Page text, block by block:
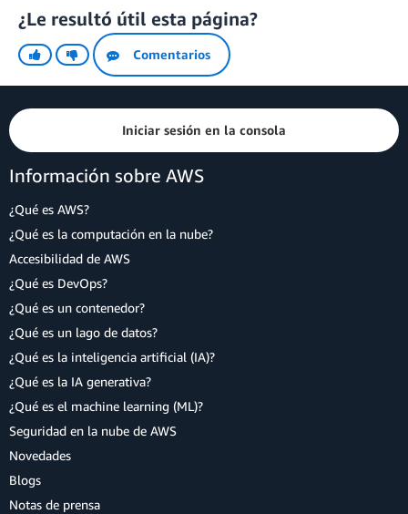
¿Le resultó útil esta página?
Comentarios
Iniciar sesión en la consola
Información sobre AWS
¿Qué es AWS?
¿Qué es la computación en la nube?
Accesibilidad de AWS
¿Qué es DevOps?
¿Qué es un contenedor?
¿Qué es un lago de datos?
¿Qué es la inteligencia artificial (IA)?
¿Qué es la IA generativa?
¿Qué es el machine learning (ML)?
Seguridad en la nube de AWS
Novedades
Blogs
Notas de prensa